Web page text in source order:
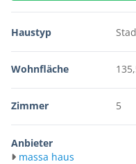
Haustyp
Wohnfläche
Zimmer 5
Anbieter
massa haus